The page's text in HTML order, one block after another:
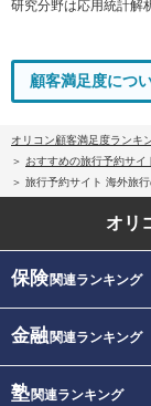
研究分野は応用統計解
顧客満足度につ
オリコン顧客満足度ランキ
おすすめの旅行予約サイ
旅行予約サイト 海外旅
オリ
保険関連ランキング
金融関連ランキング
塾関連ランキング